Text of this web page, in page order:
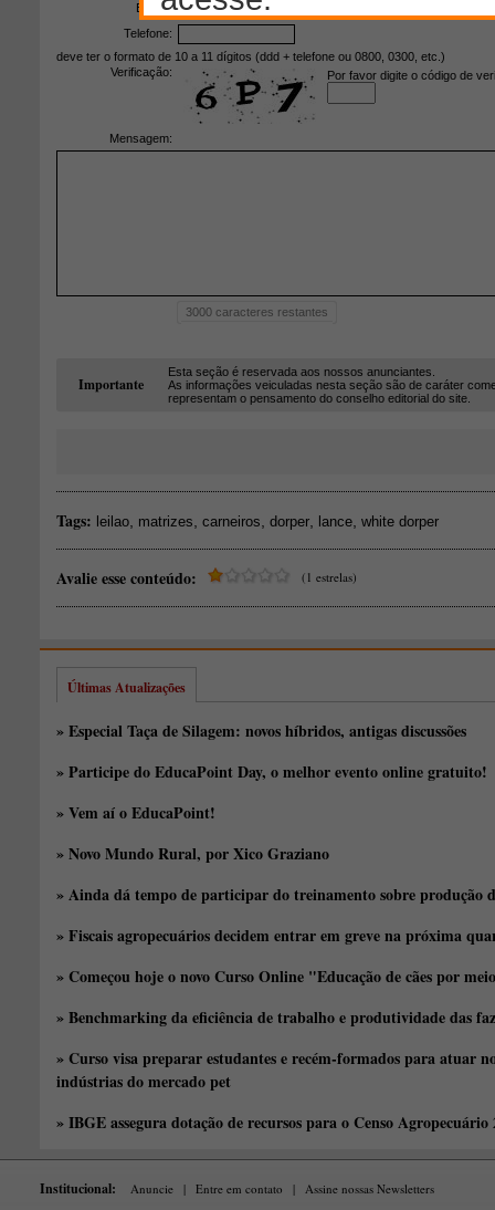
E-mail:
Telefone:
deve ter o formato de 10 a 11 dígitos (ddd + telefone ou 0800, 0300, etc.)
Verificação:
Por favor digite o código de
Mensagem:
3000 caracteres restantes
Importante
Esta seção é reservada aos nossos anunciantes.
As informações veiculadas nesta seção são de caráter
representam o pensamento do conselho editorial do site.
Tags: leilao matrizes carneiros dorper lance white dorper
Avalie esse conteúdo: (1 estrelas)
Últimas Atualizações
» Especial Taça de Silagem: novos híbridos, antigas discussões
» Participe do EducaPoint Day, o melhor evento online gratuito!
» Vem aí o EducaPoint!
» Novo Mundo Rural, por Xico Graziano
» Ainda dá tempo de participar do treinamento sobre produção
» Fiscais agropecuários decidem entrar em greve na próxima
» Começou hoje o novo Curso Online "Educação de cães por
» Benchmarking da eficiência de trabalho e produtividade das
» Curso visa preparar estudantes e recém-formados para atuar
indústrias do mercado pet
» IBGE assegura dotação de recursos para o Censo Agropecuário
Institucional: Anuncie | Entre em contato | Assine nossas Newsletters